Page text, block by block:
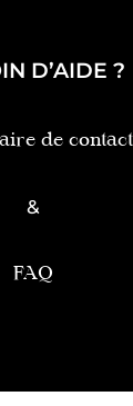
D’AIDE ?
de contact
&
FAQ